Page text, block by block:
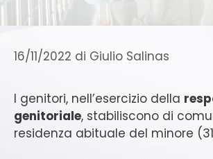
16/11/2022 di Giulio Salinas
I genitori, nell’esercizio della
genitoriale, stabiliscono di
residenza abituale del minore